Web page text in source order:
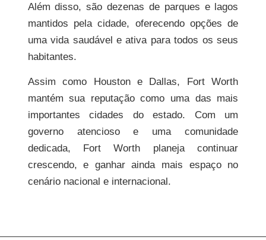
Além disso, são dezenas de parques e lagos
mantidos pela cidade, oferecendo opções de
uma vida saudável e ativa para todos os seus
habitantes.
Assim como Houston e Dallas, Fort Worth
mantém sua reputação como uma das mais
importantes cidades do estado. Com um
governo atencioso e uma comunidade
dedicada, Fort Worth planeja continuar
crescendo, e ganhar ainda mais espaço no
cenário nacional e internacional.